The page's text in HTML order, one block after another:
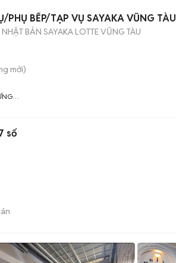
PHỤ BẾP/TẠP VỤ SAYAKA VŨNG TÀU
BẢN SAYAKA LOTTE VŨNG TÀU
mới)
số